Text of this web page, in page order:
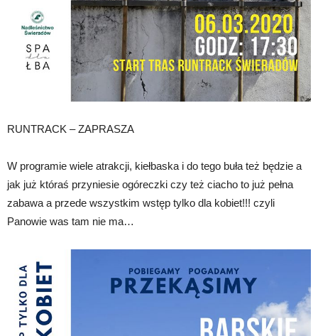
RUNTRACK – ZAPRASZA
W programie wiele atrakcji, kiełbaska i do tego buła też będzie a
jak już któraś przyniesie ogóreczki czy też ciacho to już pełna
zabawa a przede wszystkim wstęp tylko dla kobiet!!! czyli
Panowie was tam nie ma…